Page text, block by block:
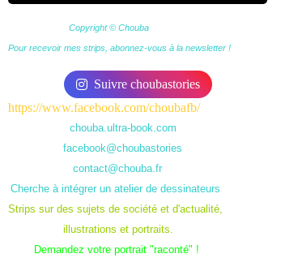
Copyright © Chouba
Pour recevoir mes strips, abonnez-vous à la newsletter !
Suivre choubastories
https://www.facebook.com/choubafb/
chouba.ultra-book.com
facebook@choubastories
contact@chouba.fr
Cherche à intégrer un atelier de dessinateurs
Strips sur des sujets de société et d'actualité,
illustrations et portraits.
Demandez votre portrait "raconté" !